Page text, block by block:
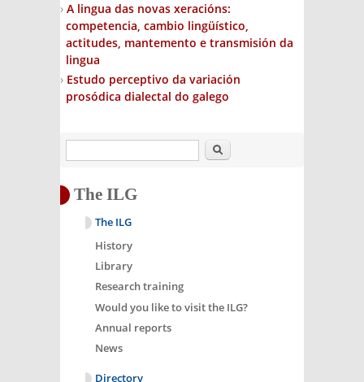
A lingua das novas xeracións:
competencia, cambio lingüístico,
actitudes, mantemento e transmisión da
lingua
Estudo perceptivo da variación
prosódica dialectal do galego
Search
The ILG
The ILG
History
Library
Research training
Would you like to visit the ILG?
Annual reports
News
Directory